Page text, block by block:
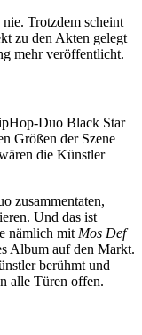
Trotzdem scheint
zu den Akten gelegt
mehr veröffentlicht.
Duo Black Star
Größen der Szene
die Künstler
zusammentaten,
Und das ist
nämlich mit Mos Def
Album auf den Markt.
berühmt und
alle Türen offen.